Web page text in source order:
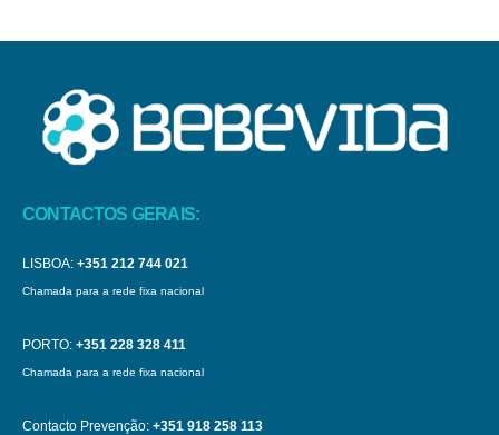
CONTACTOS GERAIS:
LISBOA: +351 212 744 021
Chamada para a rede fixa nacional
PORTO: +351 228 328 411
Chamada para a rede fixa nacional
Contacto Prevenção: +351 918 258 113